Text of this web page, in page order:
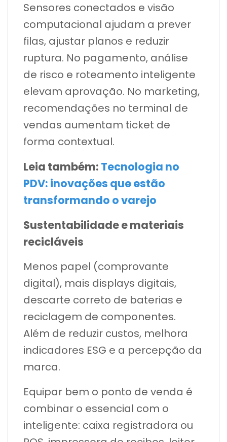
Sensores conectados e visão
computacional ajudam a prever
filas, ajustar planos e reduzir
ruptura. No pagamento, análise
de risco e roteamento inteligente
elevam aprovação. No marketing,
recomendações no terminal de
vendas aumentam ticket de
forma contextual.
Leia também: Tecnologia no
PDV: inovações que estão
transformando o varejo
Sustentabilidade e materiais
recicláveis
Menos papel (comprovante
digital), mais displays digitais,
descarte correto de baterias e
reciclagem de componentes.
Além de reduzir custos, melhora
indicadores ESG e a percepção da
marca.
Equipar bem o ponto de venda é
combinar o essencial com o
inteligente: caixa registradora ou